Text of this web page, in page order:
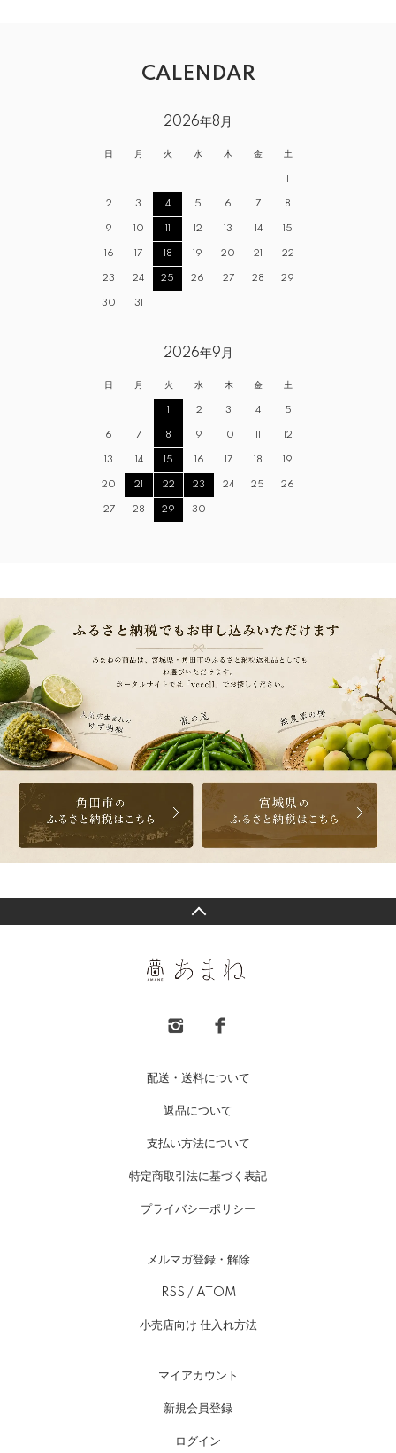
CALENDAR
2026年8月
日 月 火 水 木 金 土
1
2 3 4 5 6 7 8
9 10 11 12 13 14 15
16 17 18 19 20 21 22
23 24 25 26 27 28 29
30 31
2026年9月
日 月 火 水 木 金 土
1 2 3 4 5
6 7 8 9 10 11 12
13 14 15 16 17 18 19
20 21 22 23 24 25 26
27 28 29 30
配送・送料について
返品について
支払い方法について
特定商取引法に基づく表記
プライバシーポリシー
メルマガ登録・解除
RSS / ATOM
小売店向け 仕入れ方法
マイアカウント
新規会員登録
ログイン